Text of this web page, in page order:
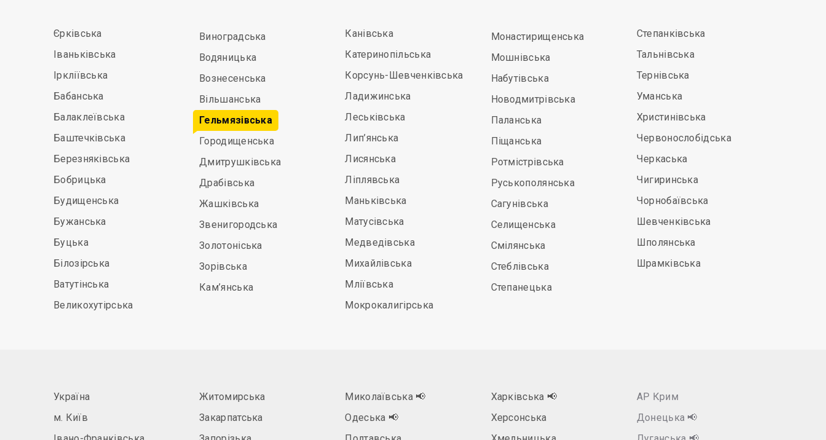
Єрківська
Іваньківська
Іркліївська
Бабанська
Балаклеївська
Баштечківська
Березняківська
Бобрицька
Будищенська
Бужанська
Буцька
Білозірська
Ватутінська
Великохутірська
Виноградська
Водяницька
Вознесенська
Вільшанська
Гельмязівська
Городищенська
Дмитрушківська
Драбівська
Жашківська
Звенигородська
Золотоніська
Зорівська
Кам’янська
Канівська
Катеринопільська
Корсунь-Шевченківська
Ладижинська
Леськівська
Лип’янська
Лисянська
Ліплявська
Маньківська
Матусівська
Медведівська
Михайлівська
Мліївська
Мокрокалигірська
Монастирищенська
Мошнівська
Набутівська
Новодмитрівська
Паланська
Піщанська
Ротмістрівська
Руськополянська
Сагунівська
Селищенська
Смілянська
Стеблівська
Степанецька
Степанківська
Тальнівська
Тернівська
Уманська
Христинівська
Червонослобідська
Черкаська
Чигиринська
Чорнобаївська
Шевченківська
Шполянська
Шрамківська
Україна
м. Київ
Житомирська
Закарпатська
Миколаївська 📢
Одеська 📢
Харківська 📢
Херсонська
АР Крим
Донецька 📢